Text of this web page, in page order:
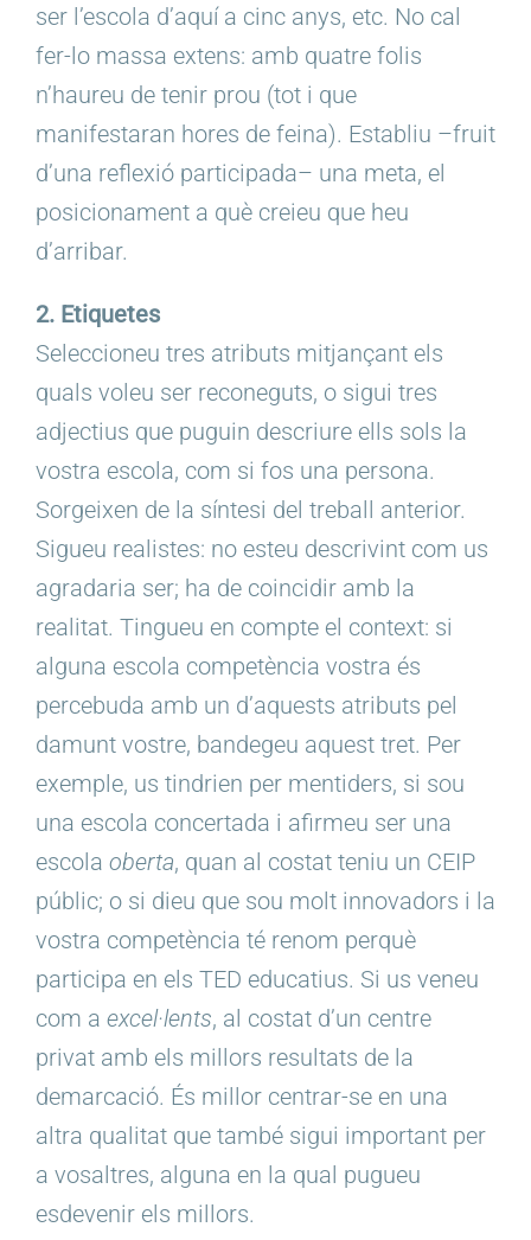
ser l’escola d’aquí a cinc anys, etc. No cal
fer-lo massa extens: amb quatre folis
n’haureu de tenir prou (tot i que
manifestaran hores de feina). Establiu –fruit
d’una reflexió participada– una meta, el
posicionament a què creieu que heu
d’arribar.
2. Etiquetes
Seleccioneu tres atributs mitjançant els
quals voleu ser reconeguts, o sigui tres
adjectius que puguin descriure ells sols la
vostra escola, com si fos una persona.
Sorgeixen de la síntesi del treball anterior.
Sigueu realistes: no esteu descrivint com us
agradaria ser; ha de coincidir amb la
realitat. Tingueu en compte el context: si
alguna escola competència vostra és
percebuda amb un d’aquests atributs pel
damunt vostre, bandegeu aquest tret. Per
exemple, us tindrien per mentiders, si sou
una escola concertada i afirmeu ser una
escola oberta, quan al costat teniu un CEIP
públic; o si dieu que sou molt innovadors i la
vostra competència té renom perquè
participa en els TED educatius. Si us veneu
com a excel·lents, al costat d’un centre
privat amb els millors resultats de la
demarcació. És millor centrar-se en una
altra qualitat que també sigui important per
a vosaltres, alguna en la qual pugueu
esdevenir els millors.